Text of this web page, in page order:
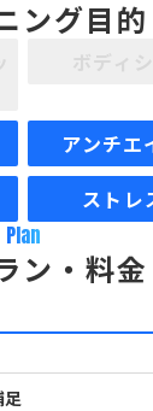
ング目的
アンチエ
ストレ
Plan
ン・料金
足